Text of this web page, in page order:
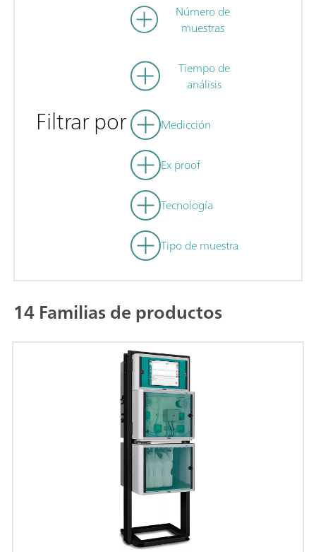
Filtrar por
Número de
muestras
Tiempo de
análisis
Medicción
Ex proof
Tecnología
Tipo de muestra
14 Familias de productos